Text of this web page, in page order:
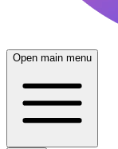
Open main menu